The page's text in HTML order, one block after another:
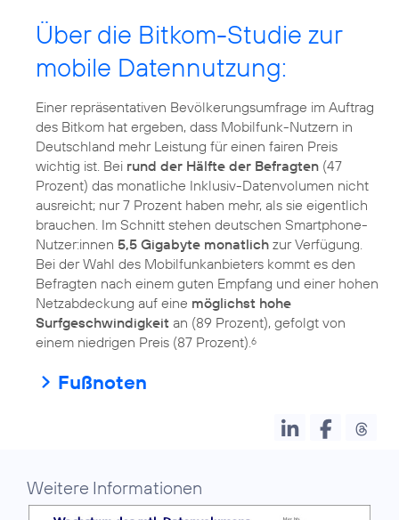
Über die Bitkom-Studie zur
mobile Datennutzung:
Einer repräsentativen Bevölkerungsumfrage im Auftrag
des Bitkom hat ergeben, dass Mobilfunk-Nutzern in
Deutschland mehr Leistung für einen fairen Preis
wichtig ist. Bei rund der Hälfte der Befragten (47
Prozent) das monatliche Inklusiv-Datenvolumen nicht
ausreicht; nur 7 Prozent haben mehr, als sie eigentlich
brauchen. Im Schnitt stehen deutschen Smartphone-
Nutzer:innen 5,5 Gigabyte monatlich zur Verfügung.
Bei der Wahl des Mobilfunkanbieters kommt es den
Befragten nach einem guten Empfang und einer hohen
Netzabdeckung auf eine möglichst hohe
Surfgeschwindigkeit an (89 Prozent), gefolgt von
einem niedrigen Preis (87 Prozent). 6
Fußnoten
Weitere Informationen